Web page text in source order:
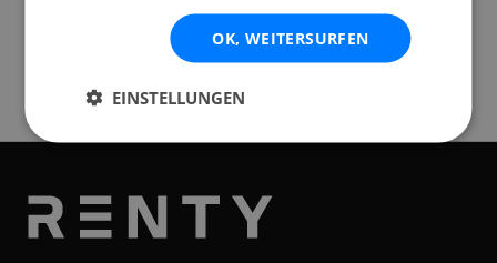
Verfügbar an folgendenStandorten
OK, WEITERSURFEN
EINSTELLUNGEN